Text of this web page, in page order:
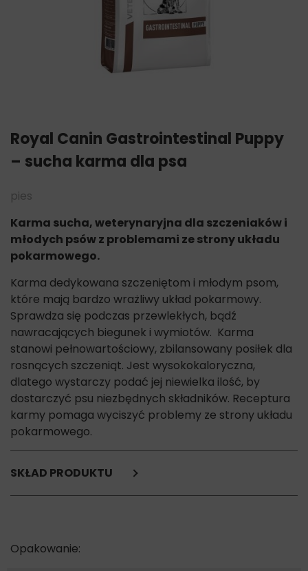
Royal Canin Gastrointestinal Puppy
– sucha karma dla psa
pies
Karma sucha, weterynaryjna dla szczeniaków i
młodych psów z problemami ze strony układu
pokarmowego.
Karma dedykowana szczeniętom i młodym psom,
które mają bardzo wrażliwy układ pokarmowy.
Sprawdza się podczas przewlekłych, bądź
nawracających biegunek i wymiotów. Karma
stanowi pełnowartościowy, zbilansowany posiłek dla
rosnących szczeniąt. Jest wysokokaloryczna,
dlatego wystarczy podać jej niewielka ilość, by
dostarczyć psu niezbędnych składników. Receptura
karmy pomaga wyciszyć problemy ze strony układu
pokarmowego.
SKŁAD PRODUKTU
kukurydza*,